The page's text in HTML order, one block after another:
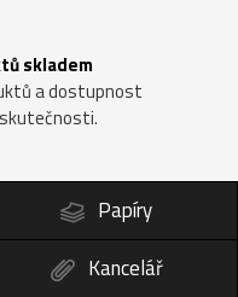
skladem
a dostupnost
Papíry
Kancelář